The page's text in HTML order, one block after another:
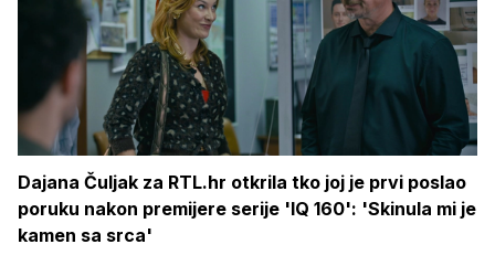
Dajana Čuljak za RTL.hr otkrila tko joj je prvi poslao
poruku nakon premijere serije 'IQ 160': 'Skinula mi je
kamen sa srca'